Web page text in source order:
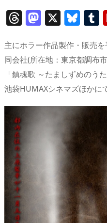
T
re
a
d
s
M
st
o
d
o
n
X Bl
e
sk
y r
主にホラー作品製作・販売
同会社(所在地：東京都調布
「鎮魂歌 ～たましずめのう
池袋HUMAXシネマズほかに